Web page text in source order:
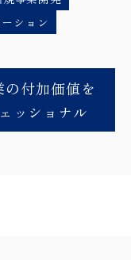
ション
付加価値を
ッショナル